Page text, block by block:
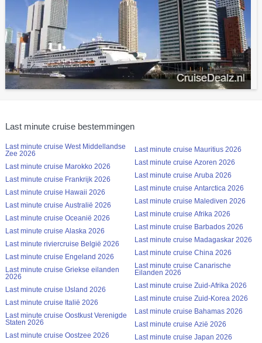
Last minute cruise bestemmingen
Last minute cruise West Middellandse
Zee 2026
Last minute cruise Marokko 2026
Last minute cruise Frankrijk 2026
Last minute cruise Hawaii 2026
Last minute cruise Australië 2026
Last minute cruise Oceanië 2026
Last minute cruise Alaska 2026
Last minute riviercruise België 2026
Last minute cruise Engeland 2026
Last minute cruise Griekse eilanden
2026
Last minute cruise IJsland 2026
Last minute cruise Italië 2026
Last minute cruise Oostkust Verenigde
Staten 2026
Last minute cruise Oostzee 2026
Last minute cruise Mauritius 2026
Last minute cruise Azoren 2026
Last minute cruise Aruba 2026
Last minute cruise Antarctica 2026
Last minute cruise Malediven 2026
Last minute cruise Afrika 2026
Last minute cruise Barbados 2026
Last minute cruise Madagaskar 2026
Last minute cruise China 2026
Last minute cruise Canarische
Eilanden 2026
Last minute cruise Zuid-Afrika 2026
Last minute cruise Zuid-Korea 2026
Last minute cruise Bahamas 2026
Last minute cruise Azië 2026
Last minute cruise Japan 2026